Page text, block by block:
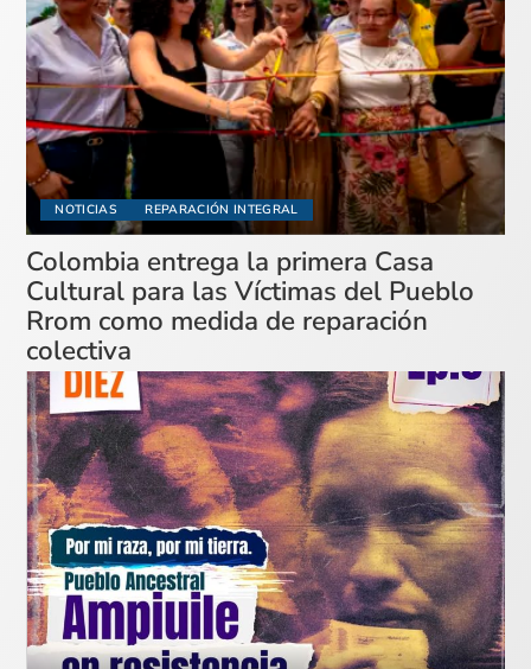
NOTICIAS REPARACIÓN INTEGRAL
Colombia entrega la primera Casa
Cultural para las Víctimas del Pueblo
Rrom como medida de reparación
colectiva